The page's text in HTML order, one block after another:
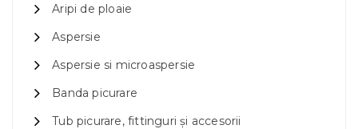
Aripi de ploaie
Aspersie
Aspersie si microaspersie
Banda picurare
Tub picurare, fittinguri și accesorii